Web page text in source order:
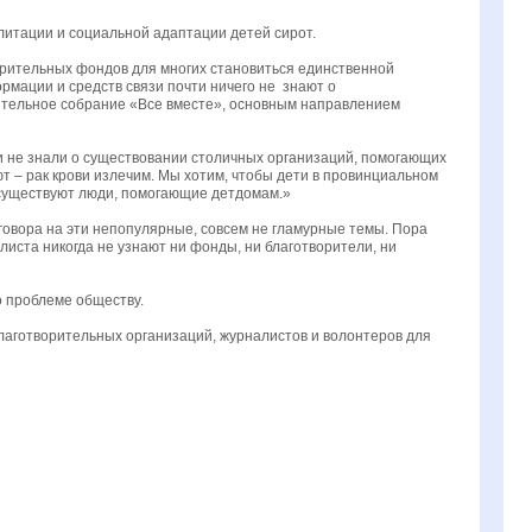
и социальной адаптации детей сирот.
фондов для многих становиться единственной
и средств связи почти ничего не знают о
собрание «Все вместе», основным направлением
знали о существовании столичных организаций, помогающих
– рак крови излечим. Мы хотим, чтобы дети в провинциальном
люди, помогающие детдомам.»
на эти непопулярные, совсем не гламурные темы. Пора
никогда не узнают ни фонды, ни благотворители, ни
проблеме обществу.
организаций, журналистов и волонтеров для